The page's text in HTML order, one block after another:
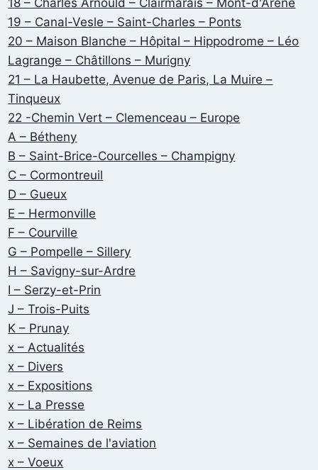
19 – Canal-Vesle – Saint-Charles – Ponts
20 – Maison Blanche – Hôpital – Hippodrome – Léo
Lagrange – Châtillons – Murigny
21 – La Haubette, Avenue de Paris, La Muire –
Tinqueux
22 -Chemin Vert – Clemenceau – Europe
A – Bétheny
B – Saint-Brice-Courcelles – Champigny
C – Cormontreuil
D – Gueux
E – Hermonville
F – Courville
G – Pompelle – Sillery
H – Savigny-sur-Ardre
I – Serzy-et-Prin
J – Trois-Puits
K – Prunay
x – Actualités
x – Divers
x – Expositions
x – La Presse
x – Libération de Reims
x – Semaines de l'aviation
x – Voeux